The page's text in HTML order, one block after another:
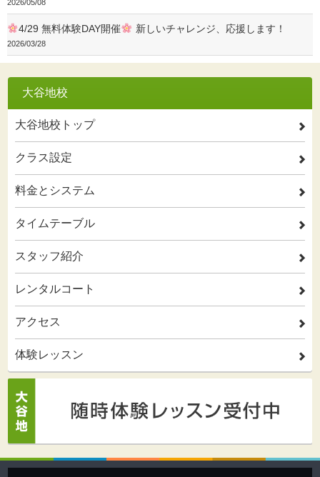
2026/05/08
4/29 無料体験DAY開催 新しいチャレンジ、応援します！
2026/03/28
大谷地校
大谷地校トップ 2
クラス設定 2
料金とシステム 2
タイムテーブル 2
スタッフ紹介 2
レンタルコート 2
アクセス 2
体験レッスン 2